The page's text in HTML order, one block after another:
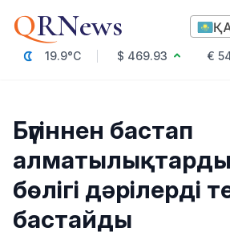
QRNews
19.9°C $ 469.93 €
Мәдениет
Саясат
Технология
Экономика
Бүгіннен бастап
бөлігі дәрілерді
бастайды